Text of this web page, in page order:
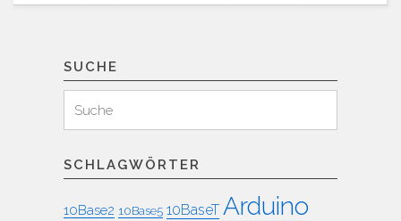
SUCHE
für:
Suchen
SCHLAGWÖRTER
10Base2 10Base5 10BaseT Arduino